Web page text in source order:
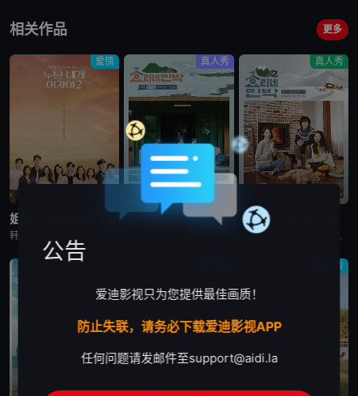
珍、饰演崔宥娜的宋智午将与朴宰灿一起出演,分享彼此的生活和内心
期的年龄段的朋友和同事,分享苦恼和治愈的样子被拍进了节目。将于
6月末通过Watcha平台播出。
相关作品 更多
爱情 真人秀
孝利家民宿 第一季
真人秀
孝利家民宿 第二季
韩国综艺节目《孝利家民宿 第二季》又名：효리네 민박2，讲述了：《孝利家民宿 第二季》继续讲述李尚顺、李孝利夫妇在自家民宿接待客人的故事，本季将展现冬季济州岛的美景，而民宿新职员林允儿和短期兼职生朴宝
真人秀
公告
爱迪影视只为您提供最佳画质！
防止失联，请务必下载爱迪影视APP
任何问题请发邮件至support@aidi.la